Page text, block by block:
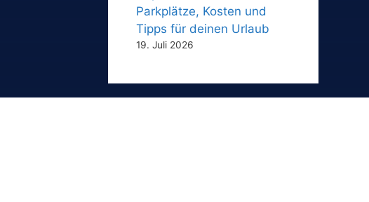
Parkplätze, Kosten und
Tipps für deinen Urlaub
19. Juli 2026